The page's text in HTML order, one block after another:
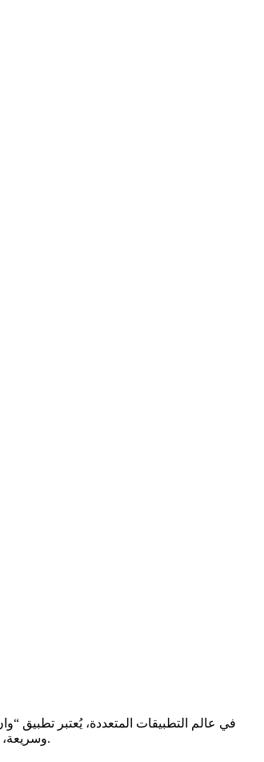
في عالم التطبيقات المتعددة، يُعتبر
وسريعة، مما يضمن لك تجربة استخدام سلسة وخالية من أي مشاكل. من خلال اتباع الخطوات التالية، يمكنك تثبيت التطبيق والاستمتاع بمزاياه المتنوعة دون أي تعقيدات.